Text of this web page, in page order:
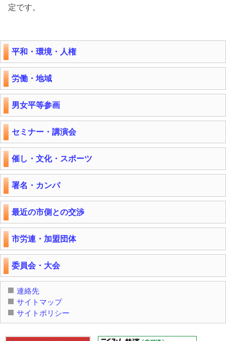
定です。
平和・環境・人権
労働・地域
男女平等参画
セミナー・講演会
催し・文化・スポーツ
署名・カンパ
最近の市側との交渉
市労連・加盟団体
委員会・大会
連絡先
サイトマップ
サイトポリシー